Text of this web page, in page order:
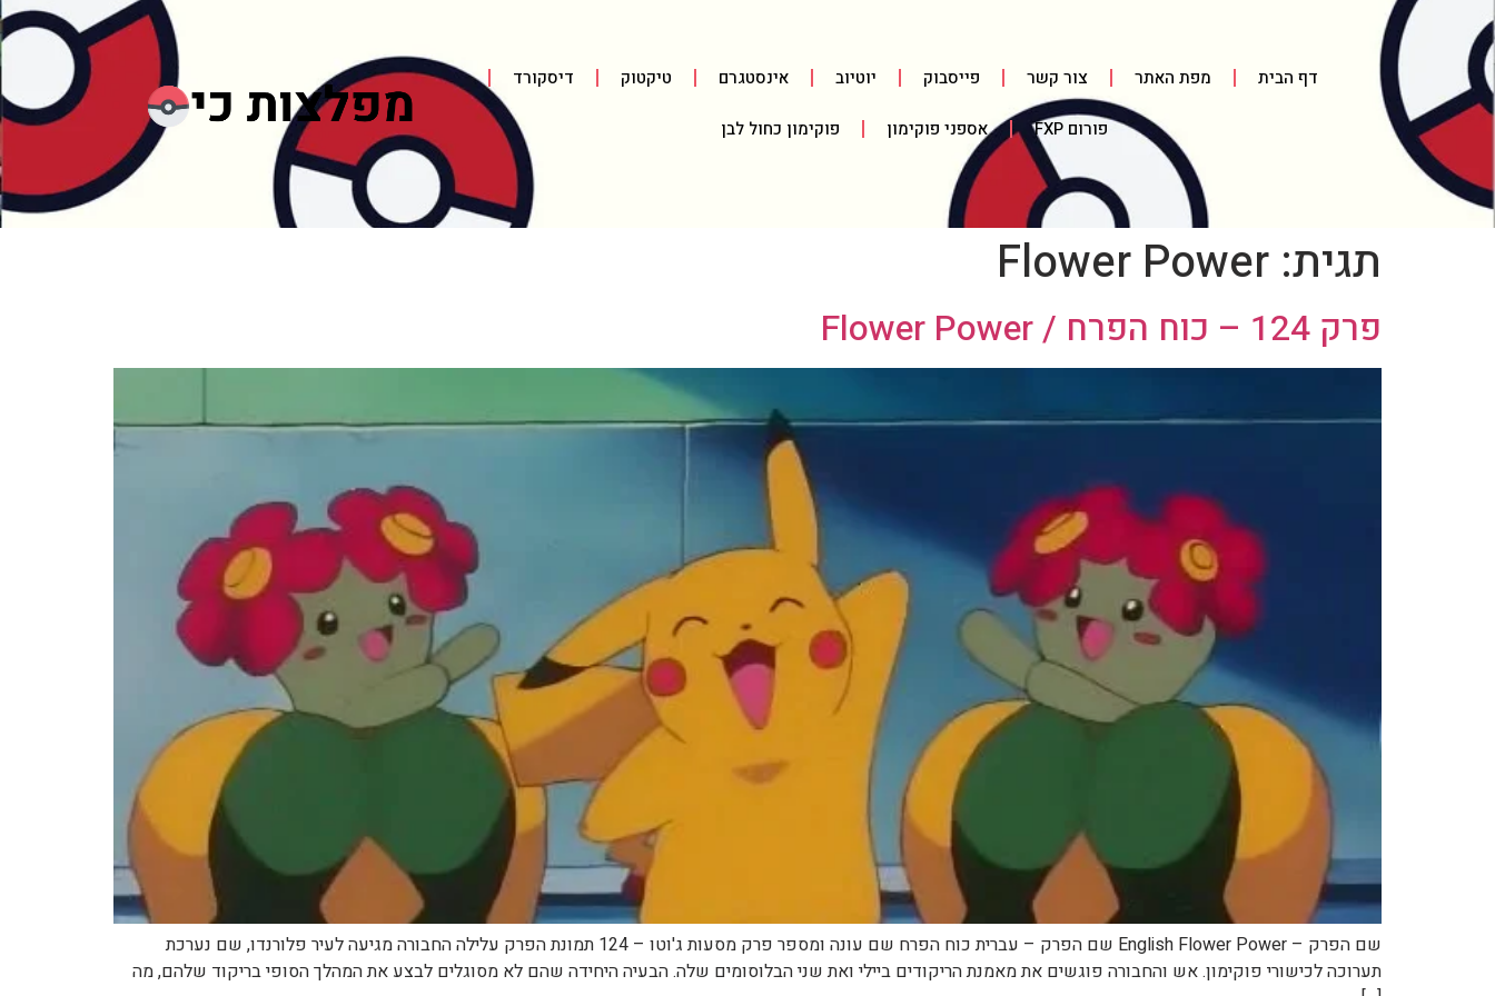
דף הבית מפת האתר צור קשר פייסבוק יוטיוב אינסטגרם טיקטוק דיסקורד
פורום FXP אספני פוקימון פוקימון כחול לבן
תגית: Flower Power
פרק 124 – כוח הפרח / Flower Power
שם הפרק – English Flower Power שם הפרק – עברית כוח הפרח שם עונה ומספר פרק מסעות ג'וטו – 124 תמונת הפרק עלילה החבורה מגיעה לעיר פלורנדו, שם נערכת
תערוכה לכישורי פוקימון. אש והחבורה פוגשים את מאמנת הריקודים ביילי ואת שני הבלוסומים שלה. הבעיה היחידה שהם לא מסוגלים לבצע את המהלך הסופי בריקוד שלהם, מה